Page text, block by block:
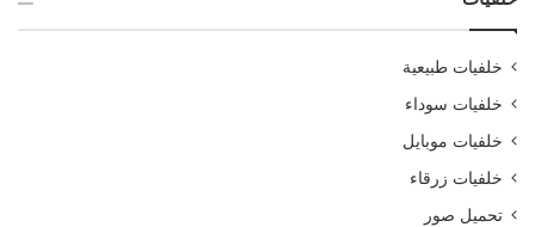
خلفيات طبيعية
خلفيات سوداء
خلفيات موبايل
خلفيات زرقاء
تحميل صور